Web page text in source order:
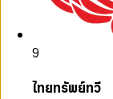
9
ไทยทรัพย์ทวี